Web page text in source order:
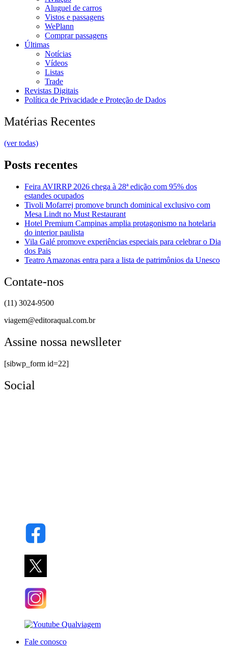
Aluguel de carros
Vistos e passagens
WePlann
Comprar passagens
Últimas
Notícias
Vídeos
Listas
Trade
Revistas Digitais
Política de Privacidade e Proteção de Dados
Matérias Recentes
(ver todas)
Posts recentes
Feira AVIRRP 2026 chega à 28ª edição com 95% dos
estandes ocupados
Tivoli Mofarrej promove brunch dominical exclusivo com
Mesa Lindt no Must Restaurant
Hotel Premium Campinas amplia protagonismo na hotelaria
do interior paulista
Vila Galé promove experiências especiais para celebrar o Dia
dos Pais
Teatro Amazonas entra para a lista de patrimônios da Unesco
Contate-nos
(11) 3024-9500
viagem@editoraqual.com.br
Assine nossa newslleter
[sibwp_form id=22]
Social
Fale conosco